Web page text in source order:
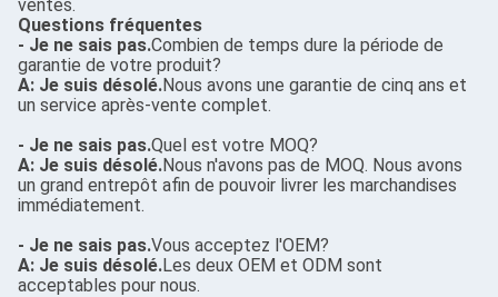
ventes.
Questions fréquentes
- Je ne sais pas.Combien de temps dure la période de
garantie de votre produit?
A: Je suis désolé.Nous avons une garantie de cinq ans et
un service après-vente complet.
- Je ne sais pas.Quel est votre MOQ?
A: Je suis désolé.Nous n'avons pas de MOQ. Nous avons
un grand entrepôt afin de pouvoir livrer les marchandises
immédiatement.
- Je ne sais pas.Vous acceptez l'OEM?
A: Je suis désolé.Les deux OEM et ODM sont
acceptables pour nous.